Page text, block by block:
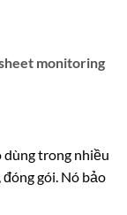
monitoring
trong nhiều
gói. Nó bảo